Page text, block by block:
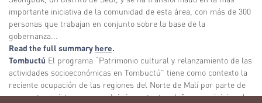
importante iniciativa de la comunidad de esta área, con más de 300
personas que trabajan en conjunto sobre la base de la
gobernanza...
Read the full summary here.
Tombuctú El programa “Patrimonio cultural y relanzamiento de las
actividades socioeconómicas en Tombuctú” tiene como contexto la
reciente ocupación de las regiones del Norte de Malí por parte de
grupos terroristas, que produjo importantes daños y perjuicios al